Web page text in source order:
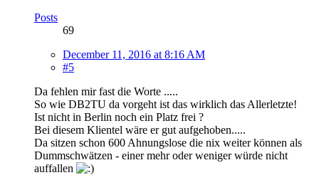
Posts
69
December 11, 2016 at 8:16 AM
#5
Da fehlen mir fast die Worte .....
So wie DB2TU da vorgeht ist das wirklich das Allerletzte!
Ist nicht in Berlin noch ein Platz frei ?
Bei diesem Klientel wäre er gut aufgehoben.....
Da sitzen schon 600 Ahnungslose die nix weiter können als
Dummschwätzen - einer mehr oder weniger würde nicht
auffallen